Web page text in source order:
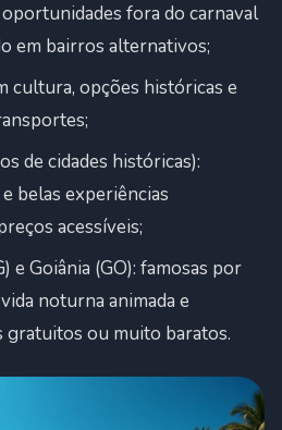
fora do carnaval
em bairros alternativos;
cultura, opções históricas e
de cidades históricas):
belas experiências
acessíveis;
e Goiânia (GO): famosas por
noturna animada e
gratuitos ou muito baratos.